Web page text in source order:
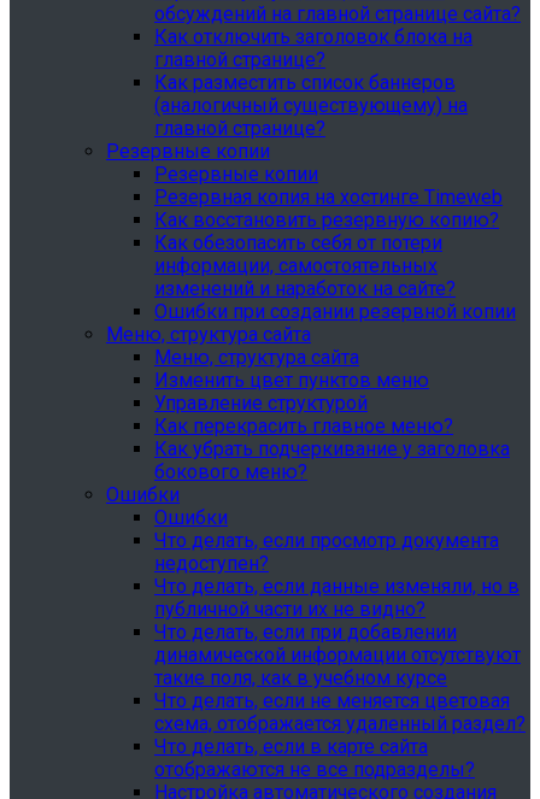
обсуждений на главной странице сайта?
Как отключить заголовок блока на
главной странице?
Как разместить список баннеров
(аналогичный существующему) на
главной странице?
Резервные копии
Резервные копии
Резервная копия на хостинге Timeweb
Как восстановить резервную копию?
Как обезопасить себя от потери
информации, самостоятельных
изменений и наработок на сайте?
Ошибки при создании резервной копии
Меню, структура сайта
Меню, структура сайта
Изменить цвет пунктов меню
Управление структурой
Как перекрасить главное меню?
Как убрать подчеркивание у заголовка
бокового меню?
Ошибки
Ошибки
Что делать, если просмотр документа
недоступен?
Что делать, если данные изменяли, но в
публичной части их не видно?
Что делать, если при добавлении
динамической информации отсутствуют
такие поля, как в учебном курсе
Что делать, если не меняется цветовая
схема, отображается удаленный раздел?
Что делать, если в карте сайта
отображаются не все подразделы?
Настройка автоматического создания